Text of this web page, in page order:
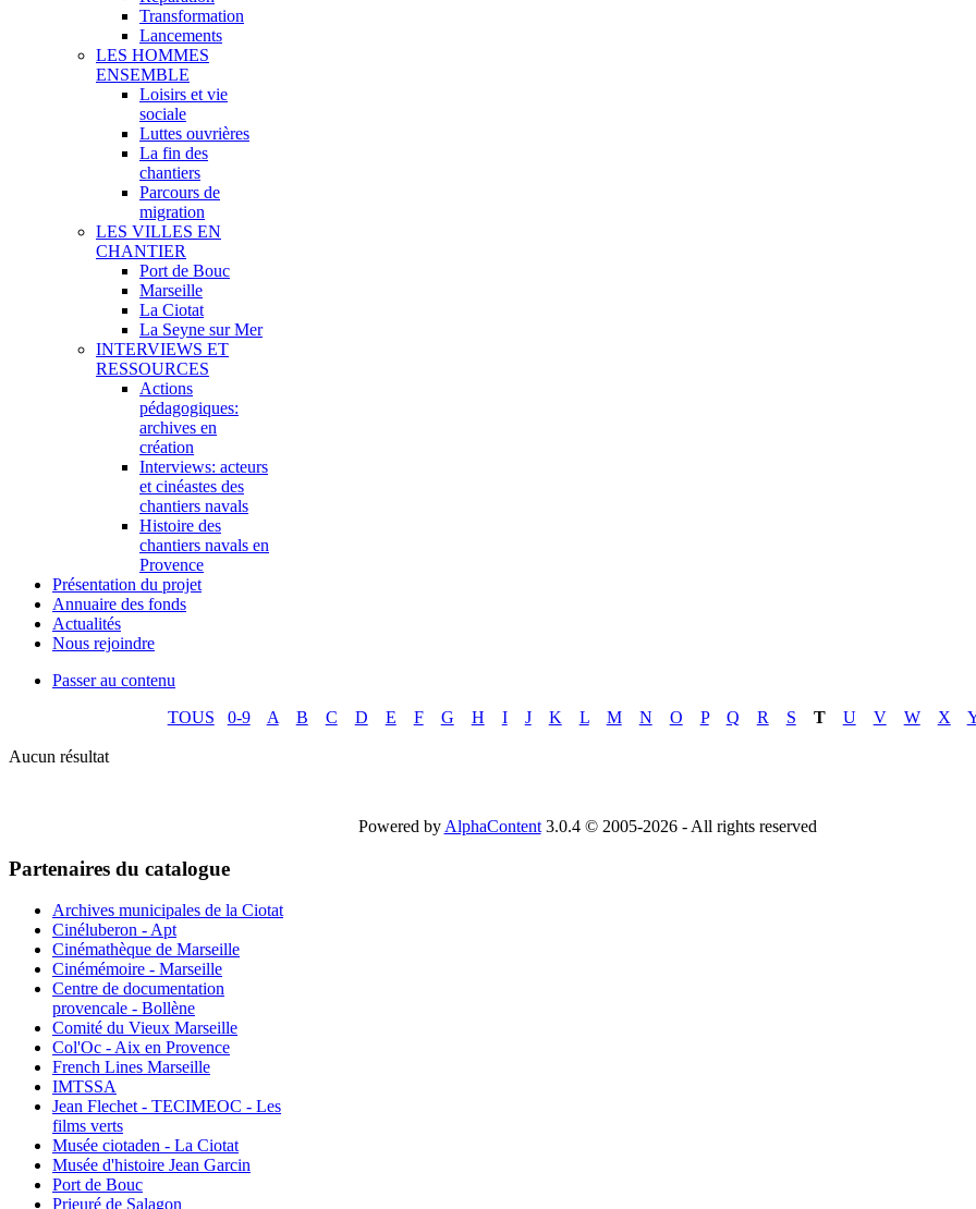
Transformation
Lancements
LES HOMMES
ENSEMBLE
Loisirs et vie
sociale
Luttes ouvrières
La fin des
chantiers
Parcours de
migration
LES VILLES EN
CHANTIER
Port de Bouc
Marseille
La Ciotat
La Seyne sur Mer
INTERVIEWS ET
RESSOURCES
Actions
pédagogiques:
archives en
création
Interviews: acteurs
et cinéastes des
chantiers navals
Histoire des
chantiers navals en
Provence
Présentation du projet
Annuaire des fonds
Actualités
Nous rejoindre
Passer au contenu
TOUS
0-9 A B C D E F G H I J K L M N O P Q R S T U V W X
Aucun résultat
Powered by AlphaContent3.0.4 © 2005-2026 - All rights reserved
Partenaires du catalogue
Archives municipales de la Ciotat
Cinéluberon - Apt
Cinémathèque de Marseille
Cinémémoire - Marseille
Centre de documentation
provencale - Bollène
Comité du Vieux Marseille
Col'Oc - Aix en Provence
French Lines Marseille
IMTSSA
Jean Flechet - TECIMEOC - Les
films verts
Musée ciotaden - La Ciotat
Musée d'histoire Jean Garcin
Port de Bouc
Prieuré de Salagon